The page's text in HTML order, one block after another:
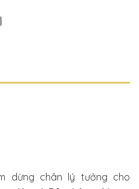
dừng chân lý tưởng cho